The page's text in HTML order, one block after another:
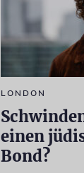
LONDON
einen
Bond?